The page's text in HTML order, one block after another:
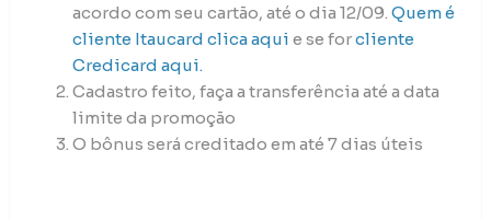
acordo com seu cartão, até o dia 12/09.Quem é
cliente Itaucard clica aqui e se forcliente
Credicard aqui.
Cadastro feito, faça a transferência até a data
limite da promoção
O bônus será creditado em até 7 dias úteis